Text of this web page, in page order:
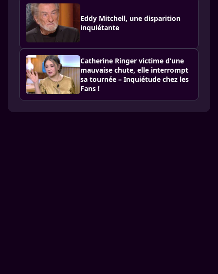
Eddy Mitchell, une disparition
inquiétante
Catherine Ringer victime d’une
mauvaise chute, elle interrompt
sa tournée – Inquiétude chez les
Fans !